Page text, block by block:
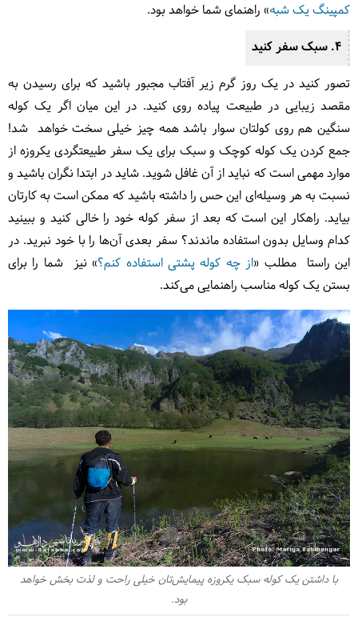
کمپینگ یک شبه» راهنمای شما خواهد بود.
4. سبک سفر کنید
تصور کنید در یک روز گرم زیر آفتاب مجبور باشید که برای رسیدن به
مقصد زیبایی در طبیعت پیاده روی کنید. در این میان اگر یک کوله
سنگین هم روی کولتان سوار باشد همه چیز خیلی سخت خواهد شد!
جمع کردن یک کوله کوچک و سبک برای یک سفر طبیعتگردی یکروزه از
موارد مهمی است که نباید از آن غافل شوید. شاید در ابتدا نگران باشید و
نسبت به هر وسیله‌ای این حس را داشته باشید که ممکن است به کارتان
بیاید. راهکار این است که بعد از سفر کوله خود را خالی کنید و ببینید
کدام وسایل بدون استفاده ماندند؟ سفر بعدی آن‌ها را با خود نبرید. در
این راستا مطلب «از چه کوله پشتی استفاده کنم؟» نیز شما را برای
بستن یک کوله مناسب راهنمایی می‌کند.
با داشتن یک کوله سبک یکروزه پیمایش‌تان خیلی راحت و لذت بخش خواهد
بود.